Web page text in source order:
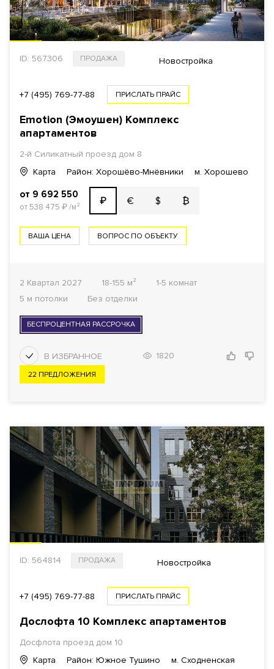
ID: 567306 ПРОДАЖА Новостройка
+7 (495) 769-77-88 ПРИСЛАТЬ ПРАЙС
Emotion (Эмоушен) Комплекс
апартаментов
2-й Силикатный проезд дом 8
Карта
Район: Хорошёво-Мнёвники м. Хорошево
от 9 692 550
от 538 475 ₽/м² ₽ € $ ₿
ВАША ЦЕНА ВОПРОС ПО ОБЪЕКТУ
2 Квартал 2027 18-155 м²
1-5 комнат
5 м потолки
Без отделки
БЕСПРОЦЕНТНАЯ РАССРОЧКА
1820
22 ПРЕДЛОЖЕНИЯ
ID: 564814 ПРОДАЖА Новостройка
+7 (495) 769-77-88 ПРИСЛАТЬ ПРАЙС
Дослофта 10 Комплекс апартаментов
Досфлота проезд дом 10
Карта
Район: Южное Тушино м. Сходненская